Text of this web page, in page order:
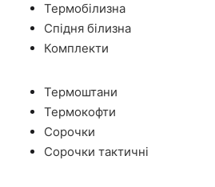
Термобілизна
Спідня білизна
Комплекти
Термоштани
Термокофти
Сорочки
Сорочки тактичні